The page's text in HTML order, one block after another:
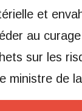
et
au
sur les
ministre de